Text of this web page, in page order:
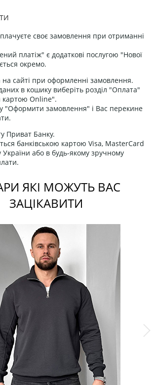
своє замовлення при отриманні
платіж" є додаткові послугою "Нової
окремо.
сайті при оформленні замовлення.
в кошику виберіть розділ "Оплата"
картою Online".
"Оформити замовлення" і Вас перекине
Приват Банку.
банківською картою Visa, MasterCard
України або в будь-якому зручному
ЯКІ МОЖУТЬ ВАС
ЗАЦІКАВИТИ